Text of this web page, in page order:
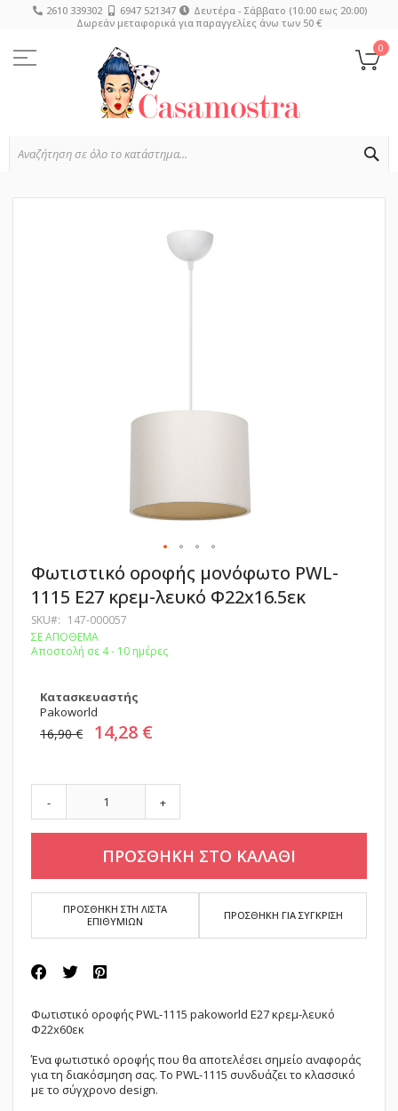
2610 339302 6947 521347
Δευτέρα - Σάββατο (10:00 εως 20:00)
Δωρεάν μεταφορικά για παραγγελίες άνω των 50 €
στο
περιεχόμενο
0
Μετάβαση
στην
αρχή
της
συλλογής
εικόνων
Φωτιστικό οροφής μονόφωτο PWL-
1115 Ε27 κρεμ-λευκό Φ22x16.5εκ
SKU
147-000057
ΣΕ ΑΠΟΘΕΜΑ
Αποστολή σε 4 - 10 ημέρες
Κατασκευαστής
Pakoworld
16,90 € 14,28 €
- +
ΠΡΟΣΘΗΚΗ ΣΤΟ ΚΑΛΑΘΙ
ΠΡΟΣΘΗΚΗ ΣΤΗ ΛΙΣΤΑ
ΕΠΙΘΥΜΙΩΝ
ΠΡΟΣΘΗΚΗ ΓΙΑ ΣΥΓΚΡΙΣΗ
Φωτιστικό οροφής PWL-1115 pakoworld Ε27 κρεμ-λευκό
Φ22x60εκ
Ένα φωτιστικό οροφής που θα αποτελέσει σημείο αναφοράς
για τη διακόσμηση σας. Το PWL-1115 συνδυάζει το κλασσικό
με το σύγχρονο design.